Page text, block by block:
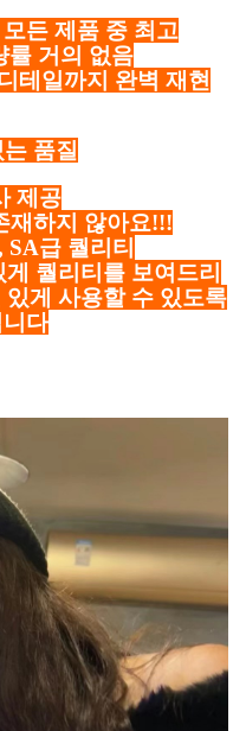
든 제품 중 최고
률 거의 없음
테일까지 완벽 재현
품질
제공
재하지 않아요!!!
급 퀄리티
퀄리티를 보여드리
게 사용할 수 있도록
다